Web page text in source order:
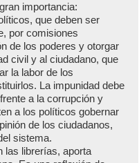
importancia:
que deben ser
por comisiones
de los poderes y otorgar
civil y al ciudadano, que
la labor de los
La impunidad debe
a la corrupción y
a los políticos gobernar
de los ciudadanos,
sistema.
las librerías, aporta